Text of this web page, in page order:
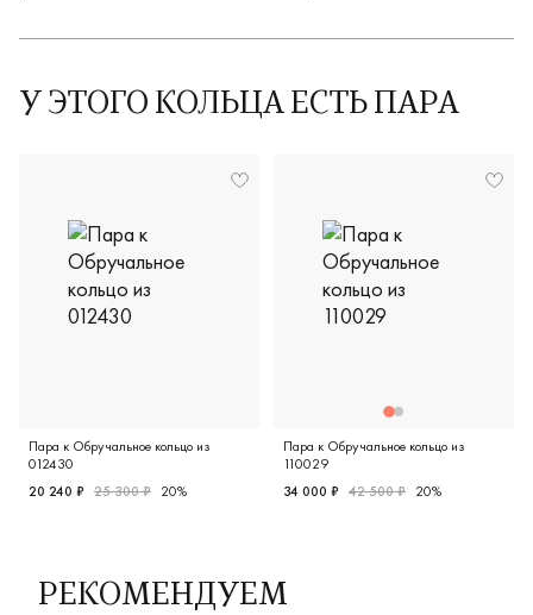
У ЭТОГО КОЛЬЦА ЕСТЬ ПАРА
Пара к Обручальное кольцо из
012430
20 240 ₽ 25 300 ₽ 20%
Пара к Обручальное кольцо из
110029
34 000 ₽ 42 500 ₽ 20%
РЕКОМЕНДУЕМ